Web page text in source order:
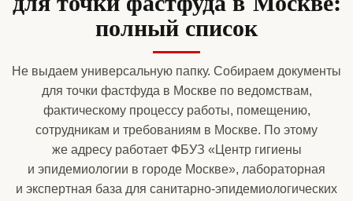
полный список
Не выдаем универсальную папку. Собираем документы
для точки фастфуда в Москве по ведомствам,
фактическому процессу работы, помещению,
сотрудникам и требованиям в Москве. По этому
же адресу работает ФБУЗ «Центр гигиены
и эпидемиологии в городе Москве», лабораторная
и экспертная база для санитарно-эпидемиологических